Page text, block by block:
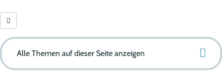
Alle Themen auf dieser Seite anzeigen